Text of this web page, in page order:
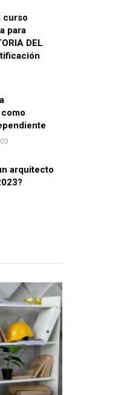
curso
para
DEL
arquitecto